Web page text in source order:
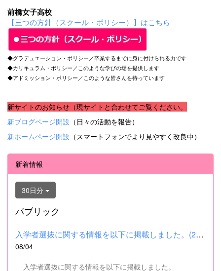
前橋女子高校
【三つの方針（スクール・ポリシー）】はこちら
◆グラデュエーション・ポリシー／卒業するまでに身に付けられる力です
◆カリキュラム・ポリシー／このような学びの場を提供します
◆アドミッション・ポリシー／このような皆さんを待っています
新サイトのお知らせ（現サイトと合わせてご覧ください。
新ブログページ開設 （日々の活動を報告）
新ホームページ開設 （スマートフォンでより見やすく改良中）
新着情報
30日分
パブリック
入学者選抜に関する情報を以下に掲載しました。(2026.8.4) ■令和...
08/04
入学者選抜に関する情報を以下に掲載しました。